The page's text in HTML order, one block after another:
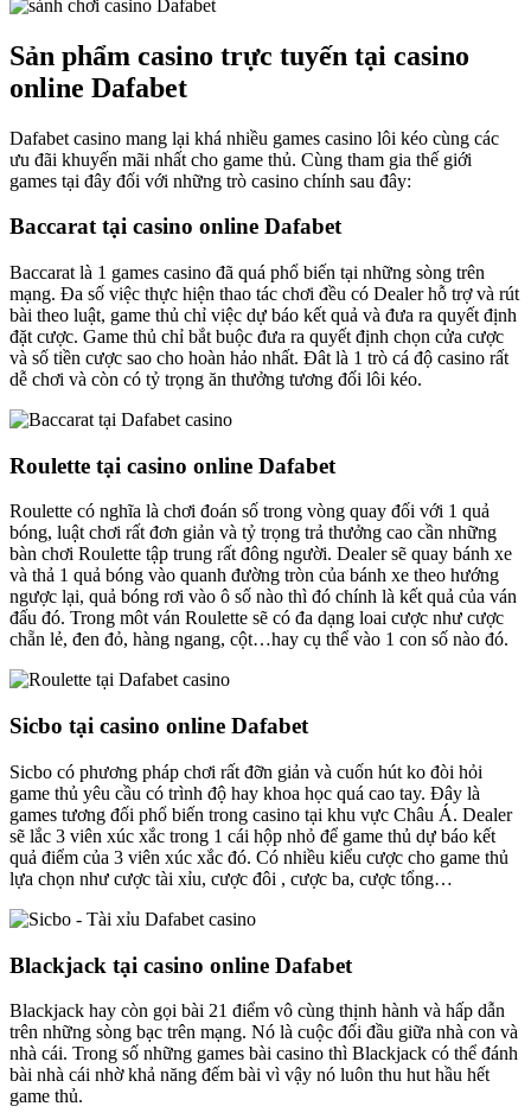
Sản phẩm casino trực tuyến tại casino
online Dafabet
Dafabet casino mang lại khá nhiều games casino lôi kéo cùng các
ưu đãi khuyến mãi nhất cho game thủ. Cùng tham gia thế giới
games tại đây đối với những trò casino chính sau đây:
Baccarat tại casino online Dafabet
Baccarat là 1 games casino đã quá phổ biến tại những sòng trên
mạng. Đa số việc thực hiện thao tác chơi đều có Dealer hỗ trợ và rút
bài theo luật, game thủ chỉ việc dự báo kết quả và đưa ra quyết định
đặt cược. Game thủ chỉ bắt buộc đưa ra quyết định chọn cửa cược
và số tiền cược sao cho hoàn hảo nhất. Đât là 1 trò cá độ casino rất
dễ chơi và còn có tỷ trọng ăn thưởng tương đối lôi kéo.
Roulette tại casino online Dafabet
Roulette có nghĩa là chơi đoán số trong vòng quay đối với 1 quả
bóng, luật chơi rất đơn giản và tỷ trọng trả thưởng cao cần những
bàn chơi Roulette tập trung rất đông người. Dealer sẽ quay bánh xe
và thả 1 quả bóng vào quanh đường tròn của bánh xe theo hướng
ngược lại, quả bóng rơi vào ô số nào thì đó chính là kết quả của ván
đấu đó. Trong môt ván Roulette sẽ có đa dạng loai cược như cược
chẵn lẻ, đen đỏ, hàng ngang, cột…hay cụ thể vào 1 con số nào đó.
Sicbo tại casino online Dafabet
Sicbo có phương pháp chơi rất đỡn giản và cuốn hút ko đòi hỏi
game thủ yêu cầu có trình độ hay khoa học quá cao tay. Đây là
games tương đối phổ biến trong casino tại khu vực Châu Á. Dealer
sẽ lắc 3 viên xúc xắc trong 1 cái hộp nhỏ để game thủ dự báo kết
quả điểm của 3 viên xúc xắc đó. Có nhiều kiểu cược cho game thủ
lựa chọn như cược tài xỉu, cược đôi , cược ba, cược tổng…
Blackjack tại casino online Dafabet
Blackjack hay còn gọi bài 21 điểm vô cùng thịnh hành và hấp dẫn
trên những sòng bạc trên mạng. Nó là cuộc đối đầu giữa nhà con và
nhà cái. Trong số những games bài casino thì Blackjack có thể đánh
bài nhà cái nhờ khả năng đếm bài vì vậy nó luôn thu hut hầu hết
game thủ.